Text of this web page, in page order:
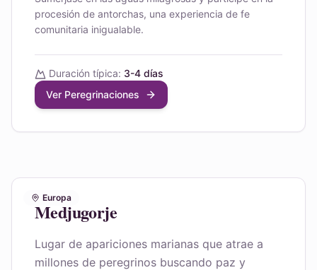
procesión de antorchas, una experiencia de fe
comunitaria inigualable.
Duración típica: 3-4 días
Ver Peregrinaciones
Europa
Medjugorje
Lugar de apariciones marianas que atrae a
millones de peregrinos buscando paz y